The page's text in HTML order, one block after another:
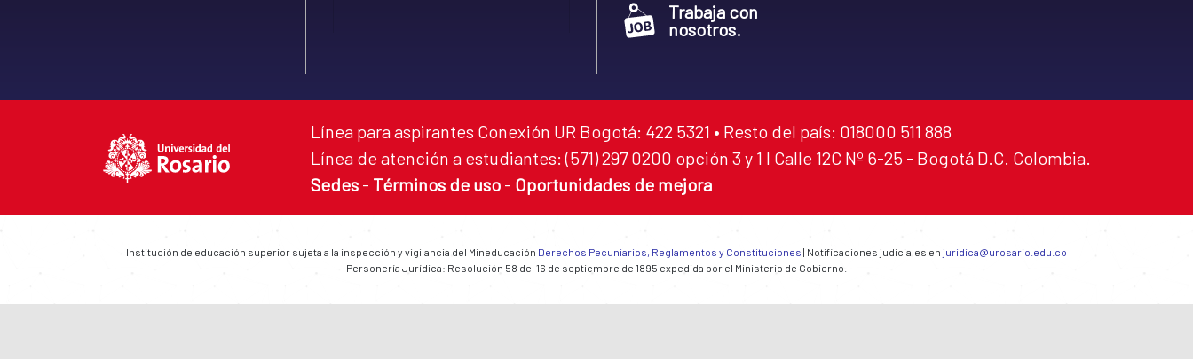
Trabaja con
nosotros.
Línea para aspirantes Conexión UR Bogotá: 422 5321 • Resto del país: 018000 511 888
Línea de atención a estudiantes: (571) 297 0200 opción 3 y 1 I Calle 12C Nº 6-25 - Bogotá D.C. Colombia.
Sedes - Términos de uso - Oportunidades de mejora
Institución de educación superior sujeta a la inspección y vigilancia del Mineducación Derechos Pecuniarios, Reglamentos y Constituciones | Notificaciones judiciales en juridica@urosario.edu.co
Personería Jurídica: Resolución 58 del 16 de septiembre de 1895 expedida por el Ministerio de Gobierno.